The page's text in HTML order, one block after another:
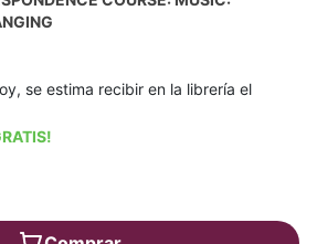
se estima recibir en la librería el